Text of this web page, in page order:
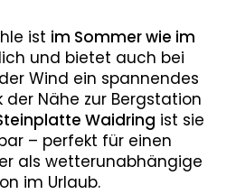
ist im Sommer wie im
und bietet auch bei
Wind ein spannendes
der Nähe zur Bergstation
Waidring ist sie
– perfekt für einen
als wetterunabhängige
im Urlaub.